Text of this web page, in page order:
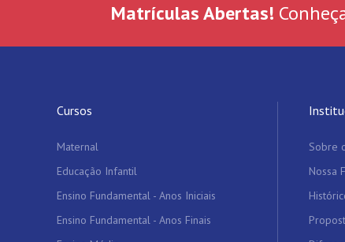
Matrículas Abertas!
Cursos
Maternal
Educação Infantil
Ensino Fundamental - Anos Iniciais
Ensino Fundamental - Anos Finais
Sobre
Nossa